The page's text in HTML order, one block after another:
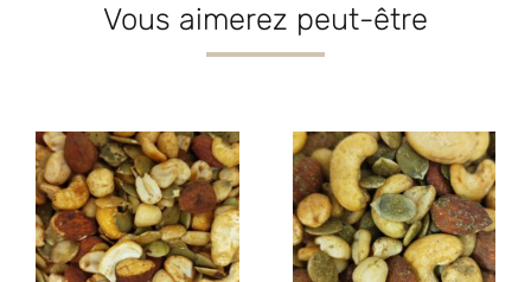
Vous aimerez peut-être